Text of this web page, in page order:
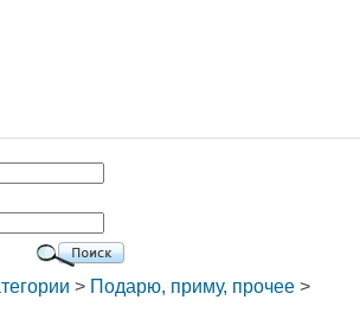
> Подарю, приму, прочее >